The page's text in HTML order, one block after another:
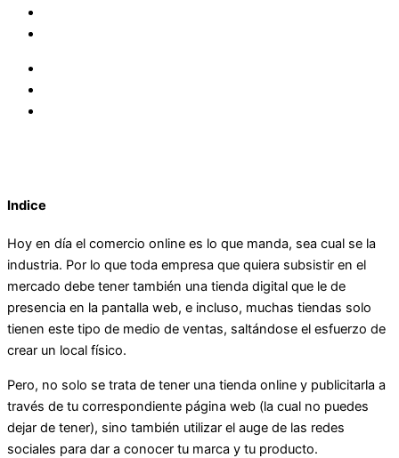
Indice
Hoy en día el comercio online es lo que manda, sea cual se la
industria. Por lo que toda empresa que quiera subsistir en el
mercado debe tener también una tienda digital que le de
presencia en la pantalla web, e incluso, muchas tiendas solo
tienen este tipo de medio de ventas, saltándose el esfuerzo de
crear un local físico.
Pero, no solo se trata de tener una tienda online y publicitarla a
través de tu correspondiente página web (la cual no puedes
dejar de tener), sino también utilizar el auge de las redes
sociales para dar a conocer tu marca y tu producto.